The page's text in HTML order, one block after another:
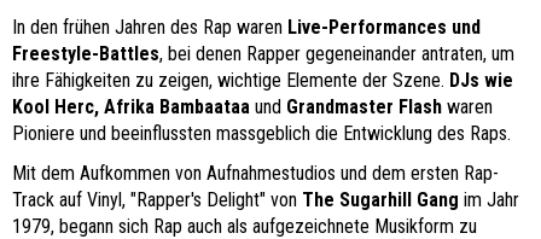
In den frühen Jahren des Rap waren Live-Performances und
Freestyle-Battles, bei denen Rapper gegeneinander antraten, um
ihre Fähigkeiten zu zeigen, wichtige Elemente der Szene. DJs wie
Kool Herc, Afrika Bambaataa und Grandmaster Flash waren
Pioniere und beeinflussten massgeblich die Entwicklung des Raps.
Mit dem Aufkommen von Aufnahmestudios und dem ersten Rap-
Track auf Vinyl, "Rapper's Delight" von The Sugarhill Gang im Jahr
1979, begann sich Rap auch als aufgezeichnete Musikform zu